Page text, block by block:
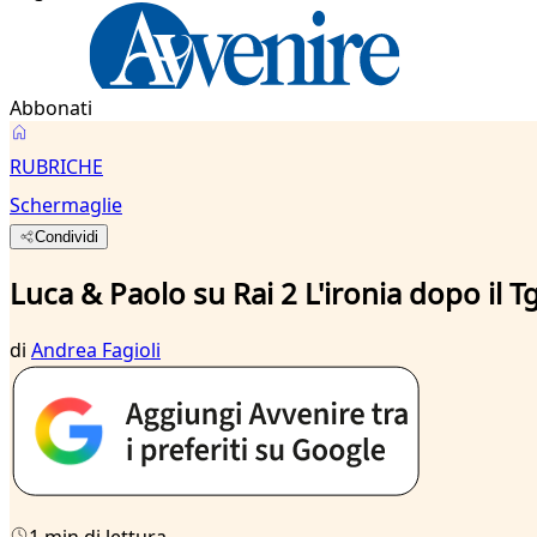
Abbonati
RUBRICHE
Schermaglie
Condividi
Luca & Paolo su Rai 2 L'ironia dopo il
di Andrea Fagioli